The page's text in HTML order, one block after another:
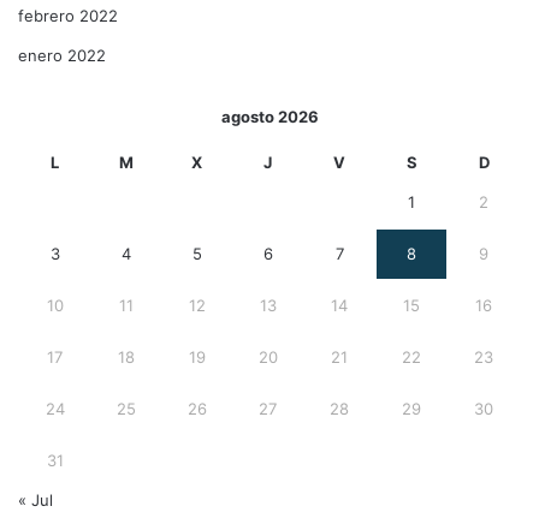
febrero 2022
enero 2022
agosto 2026
L M X J V S D
1 2
3 4 5 6 7 8 9
10 11 12 13 14 15 16
17 18 19 20 21 22 23
24 25 26 27 28 29 30
31
« Jul